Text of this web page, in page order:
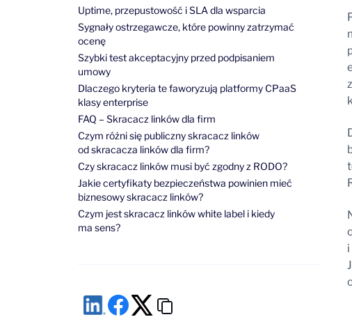
Uptime, przepustowość i SLA dla wsparcia
Sygnały ostrzegawcze, które powinny zatrzymać
ocenę
Szybki test akceptacyjny przed podpisaniem
umowy
Dlaczego kryteria te faworyzują platformy CPaaS
klasy enterprise
FAQ – Skracacz linków dla firm
Czym różni się publiczny skracacz linków
od skracacza linków dla firm?
Czy skracacz linków musi być zgodny z RODO?
Jakie certyfikaty bezpieczeństwa powinien mieć
biznesowy skracacz linków?
Czym jest skracacz linków white label i kiedy
ma sens?